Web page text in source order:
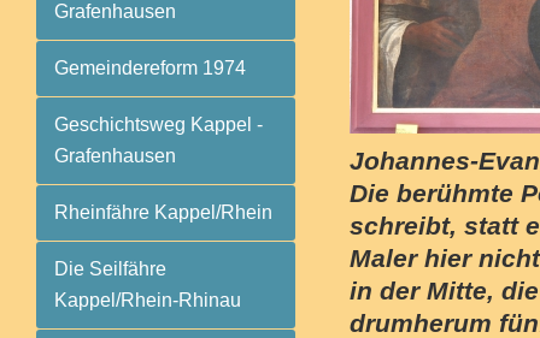
Grafenhausen
Gemeindereform 1974
Geschichtsweg Kappel -
Grafenhausen
Rheinfähre Kappel/Rhein
Die Seilfähre
Kappel/Rhein-Rhinau
Johannes-
Die berühmte
schreibt, statt
Maler hier
in der Mitte,
drumherum